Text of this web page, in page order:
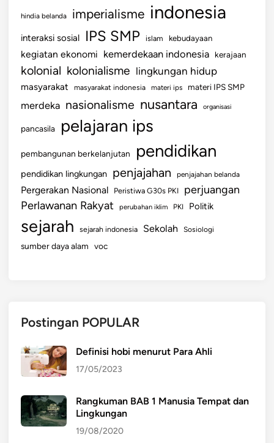
hindia belanda imperialisme indonesia
interaksi sosial IPS SMP islam kebudayaan
kegiatan ekonomi kemerdekaan indonesia kerajaan
kolonial kolonialisme lingkungan hidup
masyarakat masyarakat indonesia materi ips materi IPS SMP
merdeka nasionalisme nusantara organisasi
pancasila pelajaran ips
pembangunan berkelanjutan pendidikan
pendidikan lingkungan penjajahan penjajahan belanda
Pergerakan Nasional Peristiwa G30s PKI perjuangan
Perlawanan Rakyat perubahan iklim PKI Politik
sejarah sejarah indonesia Sekolah Sosiologi
sumber daya alam voc
Postingan POPULAR
Definisi hobi menurut Para Ahli
17/05/2023
Rangkuman BAB 1 Manusia Tempat dan
Lingkungan
19/08/2020